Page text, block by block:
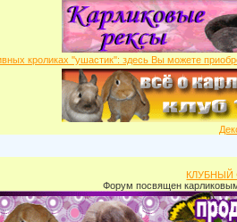
КЛУБНЫЙ
Форум посвящен